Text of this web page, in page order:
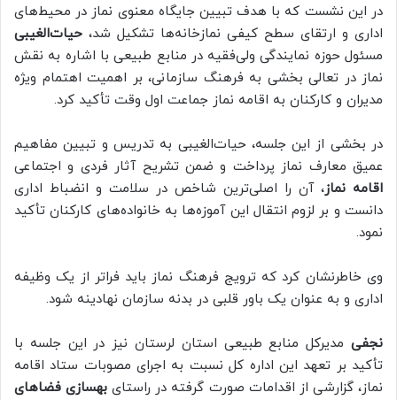
در این نشست که با هدف تبیین جایگاه معنوی نماز در محیط‌های
اداری و ارتقای سطح کیفی نمازخانه‌ها تشکیل شد، حیات‌الغیبی
مسئول حوزه نمایندگی ولی‌فقیه در منابع طبیعی با اشاره به نقش
نماز در تعالی بخشی به فرهنگ سازمانی، بر اهمیت اهتمام ویژه
مدیران و کارکنان به اقامه نماز جماعت اول وقت تأکید کرد.
در بخشی از این جلسه، حیات‌الغیبی به تدریس و تبیین مفاهیم
عمیق معارف نماز پرداخت و ضمن تشریح آثار فردی و اجتماعی
اقامه نماز، آن را اصلی‌ترین شاخص در سلامت و انضباط اداری
دانست و بر لزوم انتقال این آموزه‌ها به خانواده‌های کارکنان تأکید
نمود.
وی خاطرنشان کرد که ترویج فرهنگ نماز باید فراتر از یک وظیفه
اداری و به عنوان یک باور قلبی در بدنه سازمان نهادینه شود.
نجفی مدیرکل منابع طبیعی استان لرستان نیز در این جلسه با
تأکید بر تعهد این اداره کل نسبت به اجرای مصوبات ستاد اقامه
نماز، گزارشی از اقدامات صورت گرفته در راستای بهسازی فضاهای